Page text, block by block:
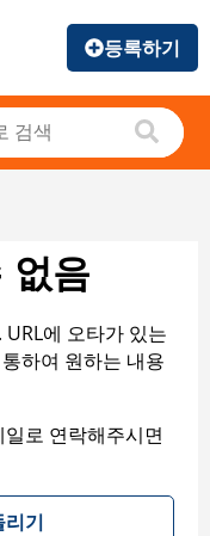
등록하기
없음
에 오타가 있는
하여 원하는 내용
로 연락해주시면
리기